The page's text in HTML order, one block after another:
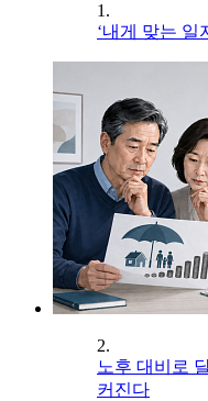
1.
‘내게 맞는 일
2.
노후 대비로
커진다